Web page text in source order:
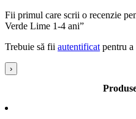
Fii primul care scrii o recenzie
Verde Lime 1-4 ani”
Trebuie să fii autentificat pentru
›